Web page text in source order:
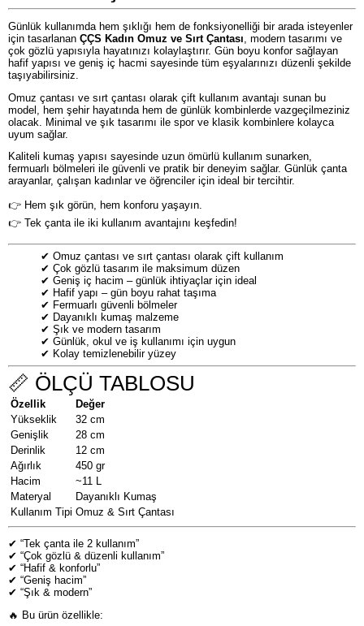
Günlük kullanımda hem şıklığı hem de fonksiyonelliği bir arada isteyenler
için tasarlanan ÇÇS Kadın Omuz ve Sırt Çantası , modern tasarımı ve
çok gözlü yapısıyla hayatınızı kolaylaştırır. Gün boyu konfor sağlayan
hafif yapısı ve geniş iç hacmi sayesinde tüm eşyalarınızı düzenli şekilde
taşıyabilirsiniz.
Omuz çantası ve sırt çantası olarak çift kullanım avantajı sunan bu
model, hem şehir hayatında hem de günlük kombinlerde vazgeçilmeziniz
olacak. Minimal ve şık tasarımı ile spor ve klasik kombinlere kolayca
uyum sağlar.
Kaliteli kumaş yapısı sayesinde uzun ömürlü kullanım sunarken,
fermuarlı bölmeleri ile güvenli ve pratik bir deneyim sağlar. Günlük çanta
arayanlar, çalışan kadınlar ve öğrenciler için ideal bir tercihtir.
👉 Hem şık görün, hem konforu yaşayın.
👉 Tek çanta ile iki kullanım avantajını keşfedin!
✔ Omuz çantası ve sırt çantası olarak çift kullanım
✔ Çok gözlü tasarım ile maksimum düzen
✔ Geniş iç hacim – günlük ihtiyaçlar için ideal
✔ Hafif yapı – gün boyu rahat taşıma
✔ Fermuarlı güvenli bölmeler
✔ Dayanıklı kumaş malzeme
✔ Şık ve modern tasarım
✔ Günlük, okul ve iş kullanımı için uygun
✔ Kolay temizlenebilir yüzey
📏 ÖLÇÜ TABLOSU
Özellik
Değer
Yükseklik
32 cm
Genişlik
28 cm
Derinlik
12 cm
Ağırlık
450 gr
Hacim
~11 L
Materyal
Dayanıklı Kumaş
Kullanım Tipi Omuz & Sırt Çantası
✔ “Tek çanta ile 2 kullanım”
✔ “Çok gözlü & düzenli kullanım”
✔ “Hafif & konforlu”
✔ “Geniş hacim”
✔ “Şık & modern”
🔥 Bu ürün özellikle: